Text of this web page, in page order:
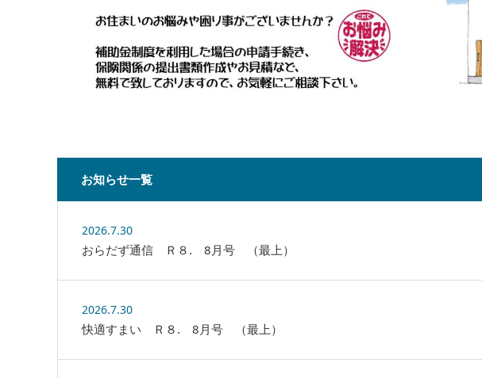
お知らせ一覧
2026.7.30
おらだず通信 Ｒ８. 8月号 （最上）
2026.7.30
快適すまい Ｒ８. 8月号 （最上）